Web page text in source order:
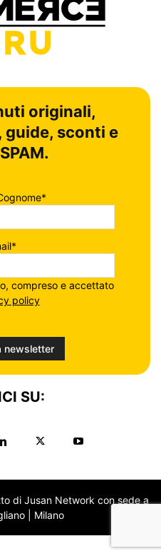
originali,
sconti e
compreso e accettato
policy
SU:
di Jusan Network con sede a
| Milano